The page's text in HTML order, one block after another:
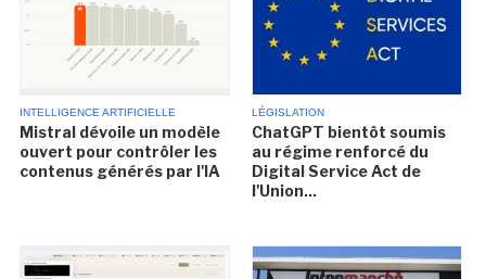
INTELLIGENCE ARTIFICIELLE
Mistral dévoile un modèle
ouvert pour contrôler les
contenus générés par l'IA
LÉGISLATION
ChatGPT bientôt soumis
au régime renforcé du
Digital Service Act de
l'Union...